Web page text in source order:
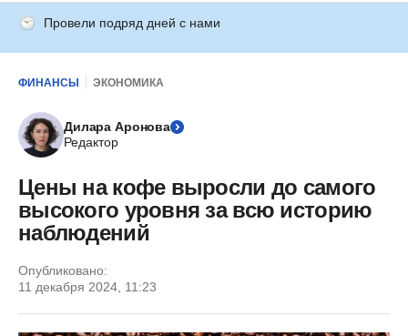
Провели подряд дней с нами
ФИНАНСЫ ЭКОНОМИКА
Дилара Аронова
Редактор
Цены на кофе выросли до самого
высокого уровня за всю историю
наблюдений
Опубликовано:
11 декабря 2024, 11:23